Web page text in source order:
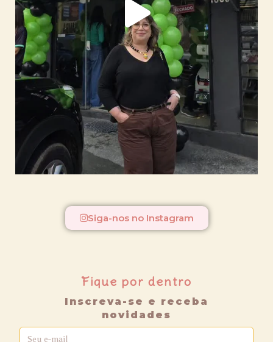
Siga-nos no Instagram
Fique por dentro
Inscreva-se e receba
novidades